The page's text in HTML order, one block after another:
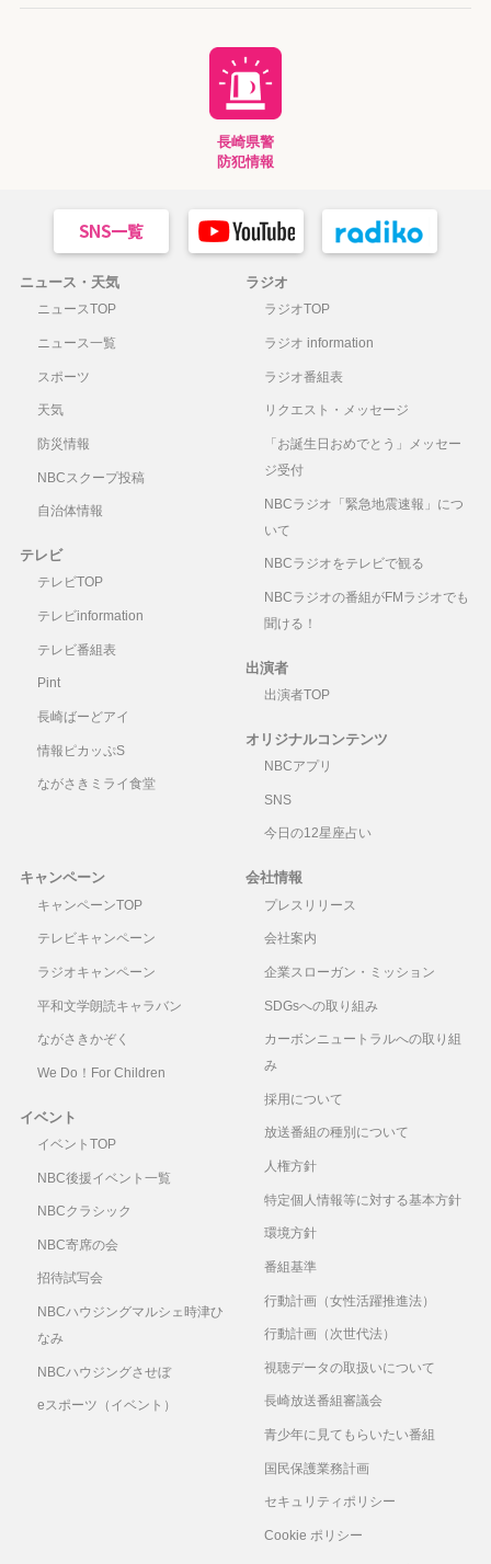
長崎県警
防犯情報
ニュース・天気
ニュースTOP
ニュース一覧
スポーツ
天気
防災情報
NBCスクープ投稿
自治体情報
テレビ
テレビTOP
テレビinformation
テレビ番組表
Pint
長崎ばーどアイ
情報ピカッぷS
ながさきミライ食堂
ラジオ
ラジオTOP
ラジオ information
ラジオ番組表
リクエスト・メッセージ
「お誕生日おめでとう」メッセー
ジ受付
NBCラジオ「緊急地震速報」につ
いて
NBCラジオをテレビで観る
NBCラジオの番組がFMラジオでも
聞ける！
出演者
出演者TOP
オリジナルコンテンツ
NBCアプリ
SNS
今日の12星座占い
キャンペーン
キャンペーンTOP
テレビキャンペーン
ラジオキャンペーン
平和文学朗読キャラバン
ながさきかぞく
We Do！For Children
イベント
イベントTOP
NBC後援イベント一覧
NBCクラシック
NBC寄席の会
招待試写会
NBCハウジングマルシェ時津ひ
なみ
NBCハウジングさせぼ
eスポーツ（イベント）
会社情報
プレスリリース
会社案内
企業スローガン・ミッション
SDGsへの取り組み
カーボンニュートラルへの取り組
み
採用について
放送番組の種別について
人権方針
特定個人情報等に対する基本方針
環境方針
番組基準
行動計画（女性活躍推進法）
行動計画（次世代法）
視聴データの取扱いについて
長崎放送番組審議会
青少年に見てもらいたい番組
国民保護業務計画
セキュリティポリシー
Cookie ポリシー